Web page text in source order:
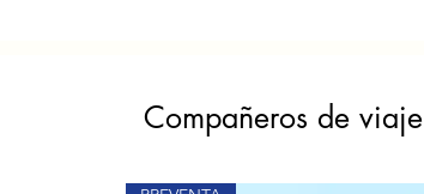
Compañeros de viaje